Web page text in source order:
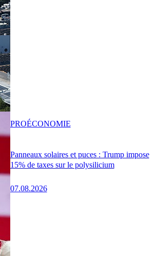
Panneaux solaires et puces : Trump impose
15% de taxes sur le polysilicium
07.08.2026
PROÉCONOMIE